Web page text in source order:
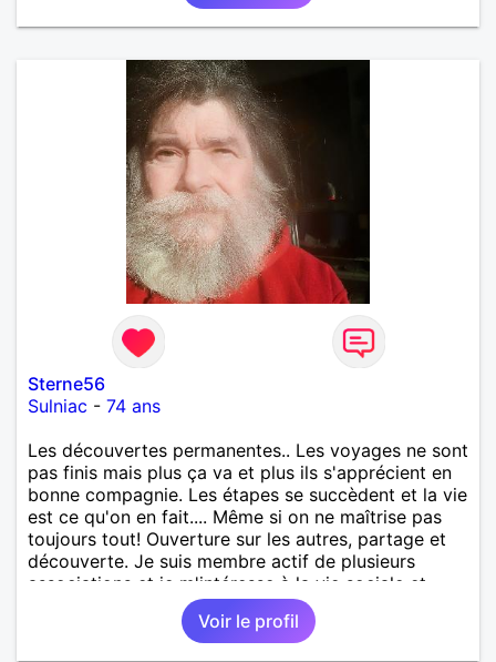
Sterne56
Sulniac - 74 ans
Les découvertes permanentes.. Les voyages ne sont
pas finis mais plus ça va et plus ils s'apprécient en
bonne compagnie. Les étapes se succèdent et la vie
est ce qu'on en fait.... Même si on ne maîtrise pas
toujours tout! Ouverture sur les autres, partage et
découverte. Je suis membre actif de plusieurs
associations et je m'intéresse à la vie sociale et
politique depuis des années... Même si depuis
quelques temps déjà j'ai le sentiment d'être un peu
(beaucoup!) perdu.... Mais je suis résolument
Voir le profil